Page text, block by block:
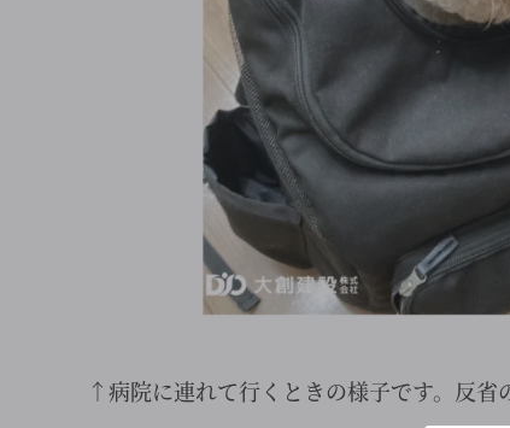
↑病院に連れて行くときの様子です。反